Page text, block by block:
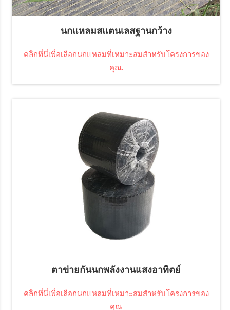
นกแหลมสแตนเลสฐานกว้าง
คลิกที่นี่เพื่อเลือกนกแหลมที่เหมาะสมสำหรับโครงการของ
คุณ.
ตาข่ายกันนกพลังงานแสงอาทิตย์
คลิกที่นี่เพื่อเลือกนกแหลมที่เหมาะสมสำหรับโครงการของ
คุณ